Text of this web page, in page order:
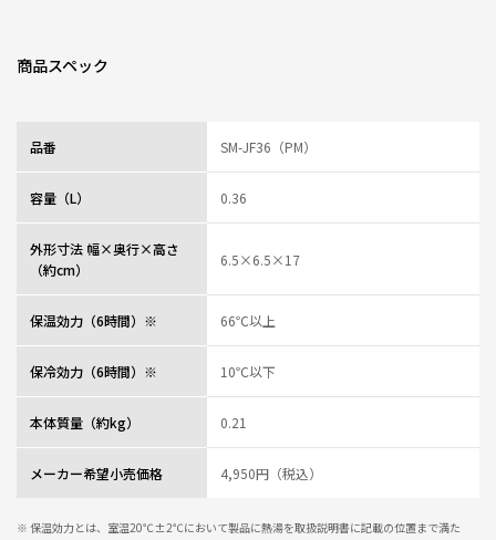
商品スペック
品番 SM-JF36（PM）
容量（L） 0.36
外形寸法 幅×奥行×高さ
（約cm）
6.5×6.5×17
保温効力（6時間）※ 66℃以上
保冷効力（6時間）※ 10℃以下
本体質量（約kg） 0.21
メーカー希望小売価格 4,950円（税込）
※ 保温効力とは、室温20℃±2℃において製品に熱湯を取扱説明書に記載の位置まで満た